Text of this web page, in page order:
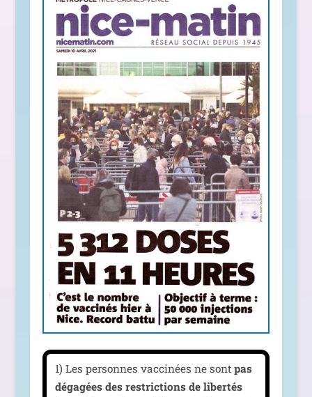
1) Les per­sonnes vac­ci­nées ne sont pas
déga­gées des res­tric­tions de liber­tés